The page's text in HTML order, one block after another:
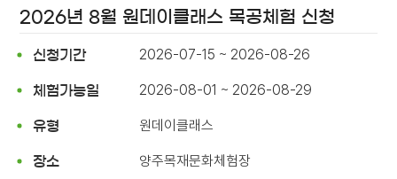
2026년 8월 원데이클래스 목공체험 신청
신청기간 2026-07-15 ~ 2026-08-26
체험가능일 2026-08-01 ~ 2026-08-29
유형 원데이클래스
장소 양주목재문화체험장